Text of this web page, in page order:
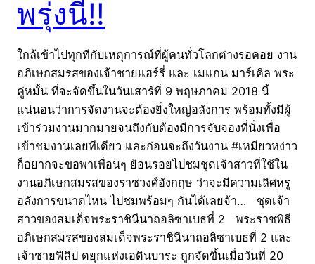
พรุ่งนี้!!
ใกล้เข้าไปทุกทีกับเหตุการณ์ที่ผู้คนทั่วโลกต่างรอคอย งาน
อภิเษกสมรสของเจ้าชายแฮร์รี่ และ เมแกน มาร์เคิล พระ
คู่หมั้น ที่จะจัดขึ้นในวันเสาร์ที่ 9 พฤษภาคม 2018 นี้
แน่นอนว่าการจัดงานจะต้องยิ่งใหญ่อลังการ พร้อมทั้งมีผู้
เข้าร่วมงานมากมายจนถึงกับต้องมีการจับจองที่นั่งเพื่อ
เข้าชมงานเลยทีเดียว และก่อนจะถึงวันงาน #เหมียวหง่าว
ก็อยากจะขอพาเพื่อนๆ ย้อนรอยไปชมชุดเจ้าสาวที่ใช้ใน
งานอภิเษกสมรสของราชวงศ์อังกฤษ ว่าจะมีความเลิศหรู
อลังการขนาดไหน ไปชมพร้อมๆ กันได้เลยจ้า… ชุดเจ้า
สาวของสมเด็จพระราชินีนาถอลิซาเบธที่ 2 พระราชพิธี
อภิเษกสมรสของสมเด็จพระราชินีนาถอลิซาเบธที่ 2 และ
เจ้าชายฟิลิป ดยุกแห่งเอดินบาระ ถูกจัดขึ้นเมื่อวันที่ 20